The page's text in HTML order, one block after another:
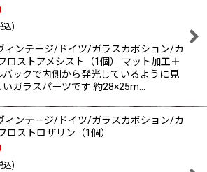
込)
ィンテージ/ドイツ/ガラスカボション/カ
ロストアメシスト（1個） マット加工＋
バックで内側から発光しているように見
いガラスパーツです 約28×25m…
ィンテージ/ドイツ/ガラスカボション/カ
ロストロザリン（1個）
込)